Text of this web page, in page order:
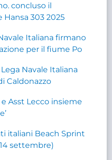
concluso il
303 2025
Italiana firmano
per il fiume Po
Navale Italiana
Caldonazzo
Asst Lecco insieme
italiani Beach Sprint
settembre)